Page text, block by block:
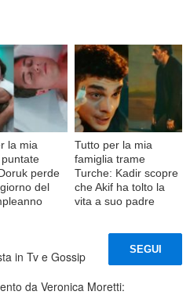
la mia
perde
del
Tutto per la mia
famiglia trame
Turche: Kadir scopre
che Akif ha tolto la
vita a suo padre
in Tv e Gossip
SEGUI
da Veronica Moretti: